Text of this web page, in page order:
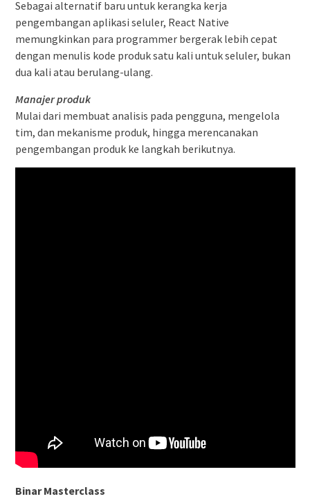
Sebagai alternatif baru untuk kerangka kerja
pengembangan aplikasi seluler, React Native
memungkinkan para programmer bergerak lebih cepat
dengan menulis kode produk satu kali untuk seluler, bukan
dua kali atau berulang-ulang.
Manajer produk
Mulai dari membuat analisis pada pengguna, mengelola
tim, dan mekanisme produk, hingga merencanakan
pengembangan produk ke langkah berikutnya.
Binar Masterclass